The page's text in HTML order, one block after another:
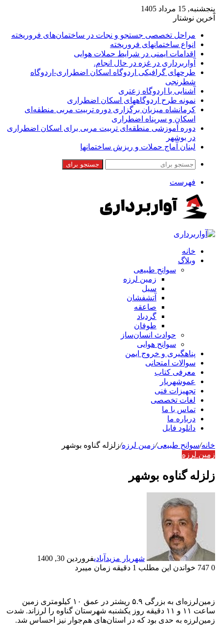
پنجشنبه, 15 مرداد 1405
آخرین نوشتار
مراحل تخصصی جستجو و نجات در ساختمان‌های فروریخته
انواع ساختمانهای فروریخته
اقدامات ایمنی در شرایط حملات هوایی
آواربرداری در غزه در حال انجام.
طرحهای گرافیکی اردوگاه اسکان اضطراری-اردوگاه
شطرنجی
آشنایی با اردوگاه زعتری
نمونه طرح اردوگاههای اسکان اضطراری
کرمانشاه میزبان برگزاری دوره تربیت مربی منطقه‌ای
اسکان و سرپناه اضطراری
دوره آموزشی منطقه‌ای تربیت مربی برای اسکان اضطراری
در بوشهر
لبنان آماج حملات و ریزش ساختمانها
جستجو برای
فهرست
خانه
وبلاگ
سوانح طبیعی
زمین لرزه
سیل
آتشفشان
صاعقه
گردباد
طوفان
حوادث انسان‌ساز
سوانح هوایی
پناهگیری و خروج ایمن
سوالات امتحانی
معرفی کتاب
عموشهریار
تجهیزات فنی
لغات تخصصی
تماس با ما
درباره ما
دانلود فایل
خانه/سوانح طبیعی/زمین لرزه/زلزله گناوه بوشهر
زمین لرزه
زلزله گناوه بوشهر
شهریار مزیدآبادیفروردین 30, 1400
0
خواندن این مطلب 1 دقیقه زمان میبرد
زمین‌لرزه‌ای به بزرگی ۵.۹ ریشتر در عمق ۱۰ کیلومتری زمین
ساعت ۱۱ و ۱۱ دقیقه روز یکشنبه شهرستان گناوه را لرزاند. شدت
زمین‌لرزه به حدی بود که در استان‌های هم‌جوار نیز احساس شد.